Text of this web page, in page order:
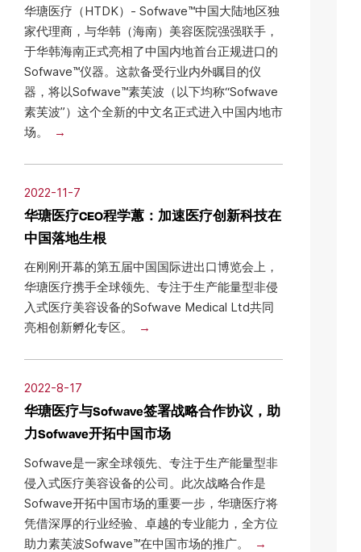
华瑭医疗（HTDK）- Sofwave™中国大陆地区独
家代理商，与华韩（海南）美容医院强强联手，
于华韩海南正式亮相了中国内地首台正规进口的
Sofwave™仪器。这款备受行业内外瞩目的仪
器，将以Sofwave™素芙波（以下均称“Sofwave
素芙波”）这个全新的中文名正式进入中国内地市
场。
2022-11-7
华瑭医疗CEO程学蕙：加速医疗创新科技在
中国落地生根
在刚刚开幕的第五届中国国际进出口博览会上，
华瑭医疗携手全球领先、专注于生产能量型非侵
入式医疗美容设备的Sofwave Medical Ltd共同
亮相创新孵化专区。
2022-8-17
华瑭医疗与Sofwave签署战略合作协议，助
力Sofwave开拓中国市场
Sofwave是一家全球领先、专注于生产能量型非
侵入式医疗美容设备的公司。此次战略合作是
Sofwave开拓中国市场的重要一步，华瑭医疗将
凭借深厚的行业经验、卓越的专业能力，全方位
助力素芙波Sofwave™在中国市场的推广。